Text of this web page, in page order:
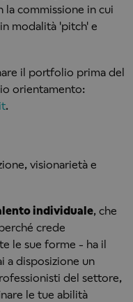
la commissione in cui
modalità 'pitch' e
il portfolio prima del
orientamento:
.
visionarietà e
individuale, che
crede
le sue forme - ha il
a disposizione un
del settore,
le tue abilità